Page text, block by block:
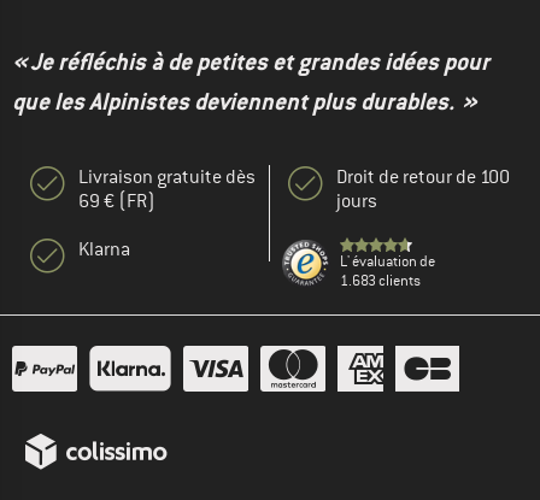
« Je réfléchis à de petites et grandes idées pour
que les Alpinistes deviennent plus durables. »
Livraison gratuite dès
69 € (FR)
Klarna
Droit de retour de 100
jours
L' évaluation de
1.683 clients